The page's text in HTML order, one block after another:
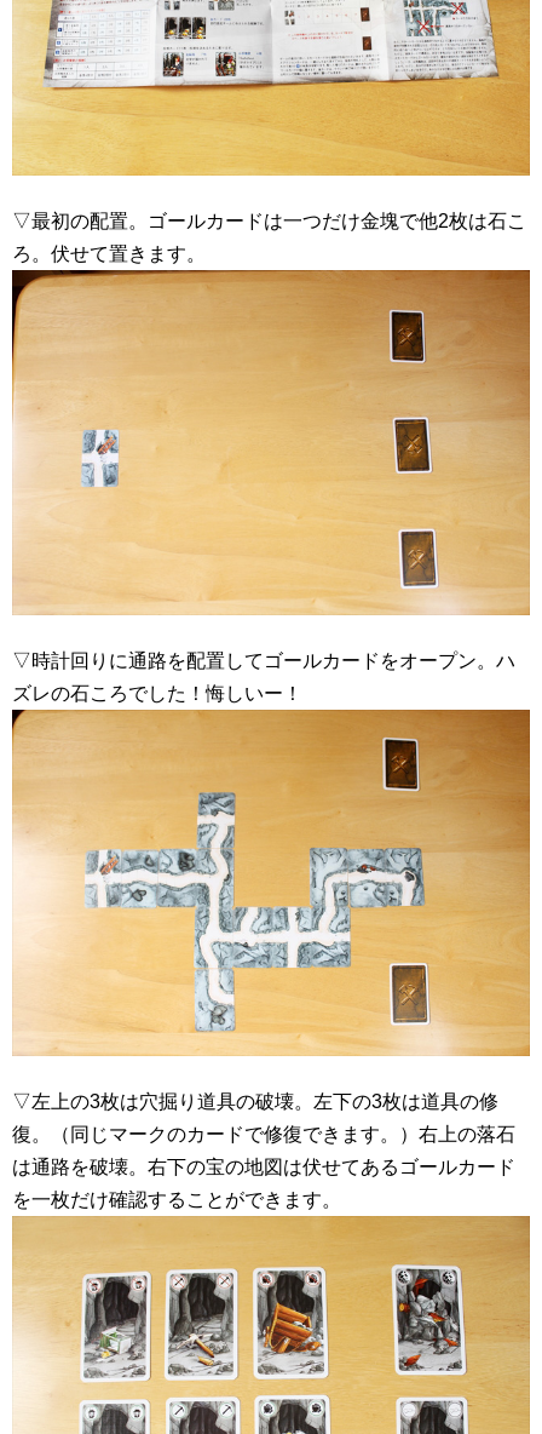
▽最初の配置。ゴールカードは一つだけ金塊で他2枚は石こ
ろ。伏せて置きます。
▽時計回りに通路を配置してゴールカードをオープン。ハ
ズレの石ころでした！悔しいー！
▽左上の3枚は穴掘り道具の破壊。左下の3枚は道具の修
復。（同じマークのカードで修復できます。）右上の落石
は通路を破壊。右下の宝の地図は伏せてあるゴールカード
を一枚だけ確認することができます。